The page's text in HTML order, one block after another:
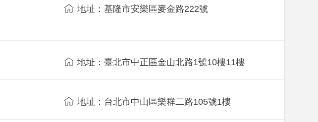
地址：基隆市安樂區麥金路222號
地址：臺北市中正區金山北路1號10樓11樓
地址：台北市中山區樂群二路105號1樓